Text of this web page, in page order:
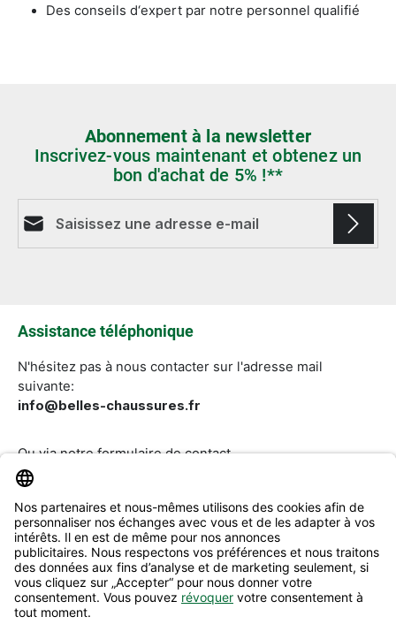
Des conseils d‘expert par notre personnel qualifié
Abonnement à la newsletter
Inscrivez-vous maintenant et obtenez un
bon d'achat de 5% !**
Assistance téléphonique
N'hésitez pas à nous contacter sur l'adresse mail
suivante:
info@belles-chaussures.fr
Ou via notreformulaire de contact.
Révoquer un contrat
Aide & Contact